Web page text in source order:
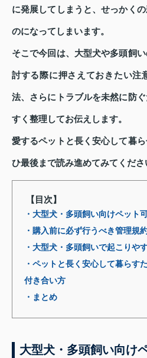
に発展してしまうと、せっかく
のになってしまいます。
そこで今回は、大型犬や多頭飼
討する際に押さえておきたい注
法、さらにトラブルを未然に防
すく整理してお伝えします。
愛するペットと長く安心して暮
ひ最後まで読み進めてみてくださ
【目次】
・大型犬・多頭飼い向けペット
・購入前に必ず行うべき管理規
・大型犬・多頭飼いで起こりや
・ペットと長く安心して暮らす
付き合い方
・まとめ
大型犬・多頭飼い向け